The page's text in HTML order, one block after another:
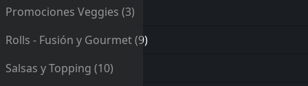
Promociones Veggies (3)
Rolls - Fusión y Gourmet(9)
Salsas y Topping (10)